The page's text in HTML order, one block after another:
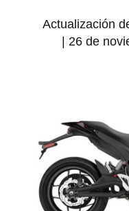
Actualización
| 26 de